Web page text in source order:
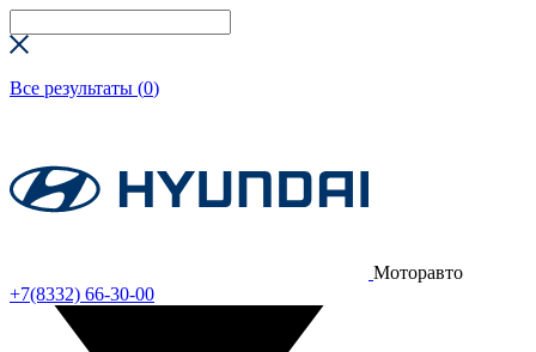
Все результаты (0)
Моторавто
+7(8332) 66-30-00